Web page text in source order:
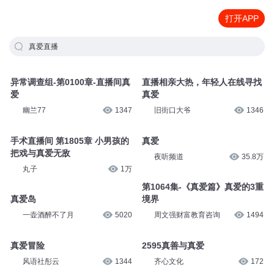
打开APP
真爱直播
异常调查组-第0100章-直播间真
爱
幽兰77 1347
手术直播间 第1805章 小男孩的
把戏与真爱无敌
丸子 1万
真爱岛
一壶酒醉不了月 5020
真爱冒险
风语社彤云 1344
直播相亲大热，年轻人在线寻找
真爱
旧街口大爷 1346
真爱
夜听频道 35.8万
第1064集-《真爱篇》真爱的3重
境界
周文强财富教育咨询 1494
2595真善与真爱
齐心文化 172